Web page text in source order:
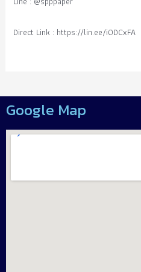
Direct Link : https://lin.ee/i0DCxFA
Google Map